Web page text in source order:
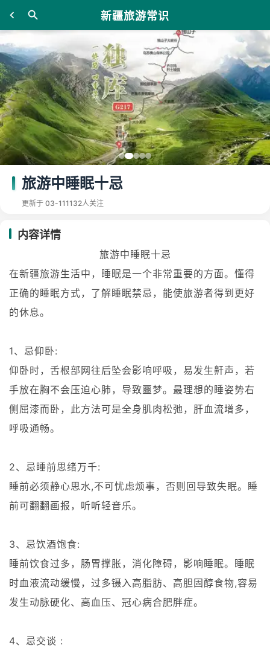
新疆旅游常识
旅游中睡眠十忌
更新于 03-111132人关注
内容详情
旅游中睡眠十忌
在新疆旅游生活中，睡眠是一个非常重要的方面。懂得
正确的睡眠方式，了解睡眠禁忌，能使旅游者得到更好
的休息。
1、忌仰卧:
仰卧时，舌根部网往后坠会影响呼吸，易发生鼾声，若
手放在胸不会压迫心肺，导致噩梦。最理想的睡姿势右
侧屈漆而卧，此方法可是全身肌肉松弛，肝血流增多，
呼吸通畅。
2、忌睡前思绪万千:
睡前必须静心思水,不可忧虑烦事，否则回导致失眠。睡
前可翻翻画报，听听轻音乐。
3、忌饮酒饱食:
睡前饮食过多，肠胃撑胀，消化障碍，影响睡眠。睡眠
时血液流动缓慢，过多镊入高脂肪、高胆固醇食物,容易
发生动脉硬化、高血压、冠心病合肥胖症。
4、忌交谈 :